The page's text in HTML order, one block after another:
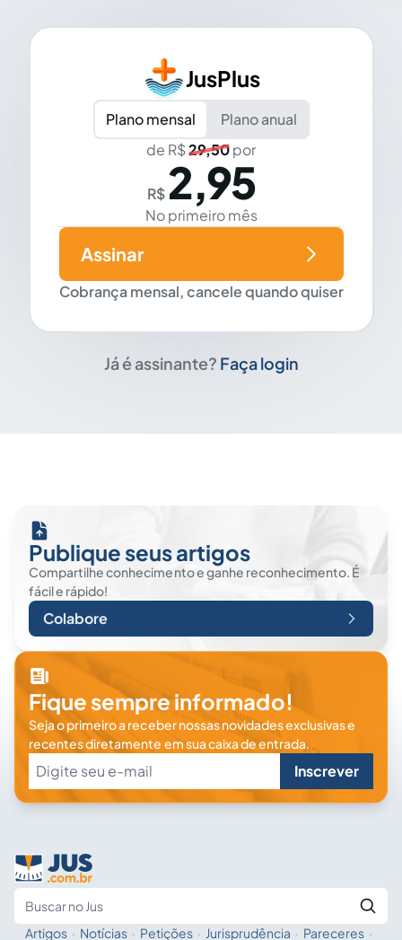
JusPlus
Plano mensal
Plano anual
de R$29,50por
R$ 2,95
No primeiro mês
Cobrança mensal, cancele quando quiser
Assinar
Já é assinante? Faça login
Publique seus artigos
Compartilhe conhecimento e ganhe reconhecimento. É
fácil e rápido!
Colabore
Fique sempre informado!
Seja o primeiro a receber nossas novidades exclusivas e
recentes diretamente em sua caixa de entrada.
Inscrever
Artigos · Notícias · Petições · Jurisprudência · Pareceres ·